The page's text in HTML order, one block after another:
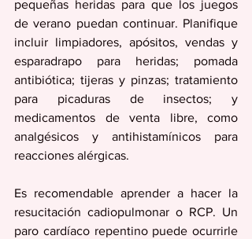
pequeñas heridas para que los juegos
de verano puedan continuar. Planifique
incluir limpiadores, apósitos, vendas y
esparadrapo para heridas; pomada
antibiótica; tijeras y pinzas; tratamiento
para picaduras de insectos; y
medicamentos de venta libre, como
analgésicos y antihistamínicos para
reacciones alérgicas.
Es recomendable aprender a hacer la
resucitación cadiopulmonar o RCP. Un
paro cardíaco repentino puede ocurrirle